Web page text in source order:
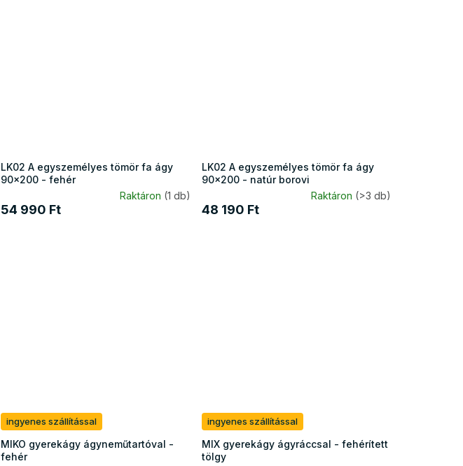
LK02 A egyszemélyes tömör fa ágy
90x200 - fehér
Raktáron (1 db)
54 990 Ft
LK02 A egyszemélyes tömör fa ágy
90x200 - natúr borovi
Raktáron (>3 db)
48 190 Ft
ingyenes szállítással
MIKO gyerekágy ágyneműtartóval -
fehér
ingyenes szállítással
MIX gyerekágy ágyráccsal - fehérített
tölgy